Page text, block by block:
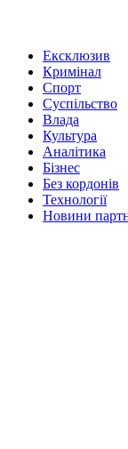
Ексклюзив
Кримінал
Спорт
Суспільство
Влада
Культура
Аналітика
Бізнес
Без кордонів
Технології
Новини